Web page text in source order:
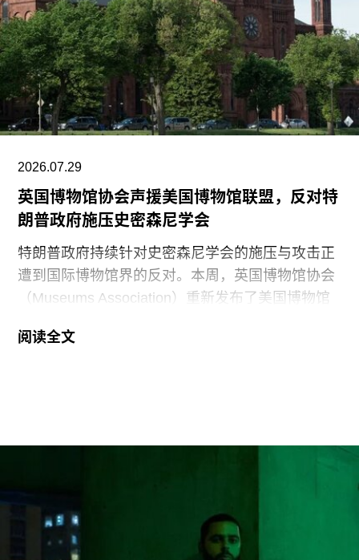
2026.07.29
英国博物馆协会声援美国博物馆联盟，反对特
朗普政府施压史密森尼学会
特朗普政府持续针对史密森尼学会的施压与攻击正
遭到国际博物馆界的反对。本周，英国博物馆协会
（Museums Association）重新发布了美国博物馆
月20日发表的一份声明，强烈谴责针对美国“国家
正博物馆所呈现的不准确信息”。7月4日，特朗普
尼学会及其管理层“未能完成阐释美国历史遗产这一
基本使命”。
美国博物馆联盟在声明中表示：“我们谴责特朗普政
阅读全文